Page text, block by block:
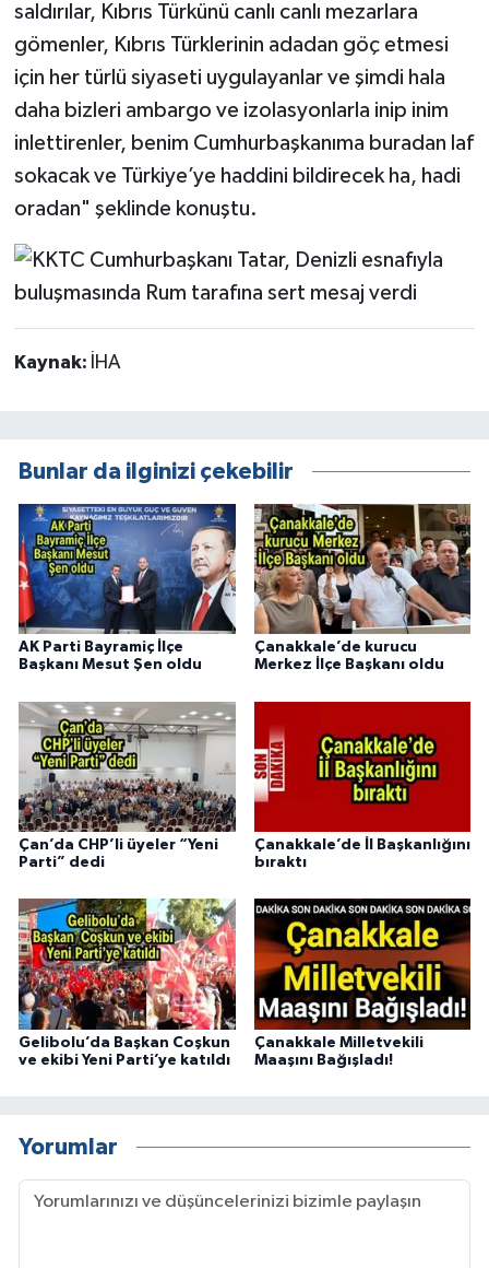
saldırılar, Kıbrıs Türkünü canlı canlı mezarlara
gömenler, Kıbrıs Türklerinin adadan göç etmesi
için her türlü siyaseti uygulayanlar ve şimdi hala
daha bizleri ambargo ve izolasyonlarla inip inim
inlettirenler, benim Cumhurbaşkanıma buradan laf
sokacak ve Türkiye’ye haddini bildirecek ha, hadi
oradan" şeklinde konuştu.
Kaynak: İHA
Bunlar da ilginizi çekebilir
AK Parti Bayramiç İlçe
Başkanı Mesut Şen oldu
Çanakkale’de kurucu
Merkez İlçe Başkanı oldu
Çan’da CHP’li üyeler “Yeni
Parti” dedi
Çanakkale’de İl Başkanlığını
bıraktı
Gelibolu’da Başkan Coşkun
ve ekibi Yeni Parti’ye katıldı
Çanakkale Milletvekili
Maaşını Bağışladı!
Yorumlar